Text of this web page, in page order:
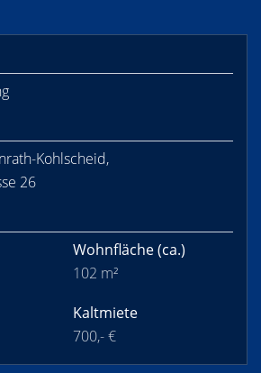
Kohlscheid,
26
Wohnfläche(ca.)
102 m²
Kaltmiete
700,- €